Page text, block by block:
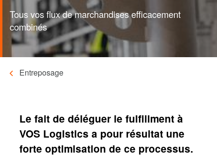
Tous vos flux de marchandises efficacement
combinés
Entreposage
Le fait de déléguer le fulfillment à
VOS Logistics a pour résultat une
forte optimisation de ce processus.